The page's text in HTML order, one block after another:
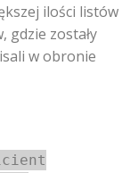
ilości listów
gdzie zostały
w obronie